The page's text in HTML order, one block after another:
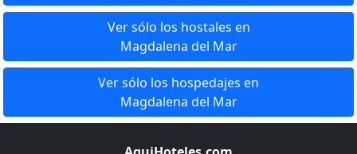
Ver sólo los hostales en
Magdalena del Mar
Ver sólo los hospedajes en
Magdalena del Mar